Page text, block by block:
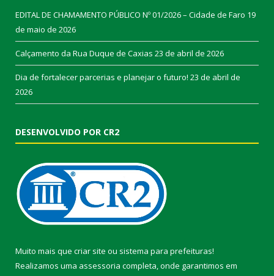
EDITAL DE CHAMAMENTO PÚBLICO Nº 01/2026 – Cidade de Faro 19
de maio de 2026
Calçamento da Rua Duque de Caxias 23 de abril de 2026
Dia de fortalecer parcerias e planejar o futuro! 23 de abril de
2026
DESENVOLVIDO POR CR2
Muito mais que criar site ou sistema para prefeituras!
Realizamos uma assessoria completa, onde garantimos em